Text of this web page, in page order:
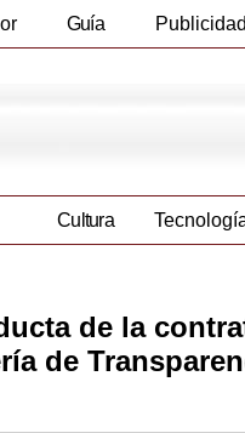
Guía Publicidad
Cultura
de la
de